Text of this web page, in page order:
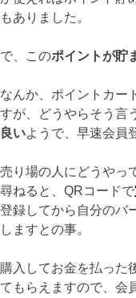
もありました。
で、このポイントが貯
なんか、ポイントカー
すが、どうやらそう言
良いようで、早速会員
売り場の人にどうやっ
尋ねると、QRコードで
登録してから自分のバ
しますとの事。
購入してお金を払った
てもらえますので、会